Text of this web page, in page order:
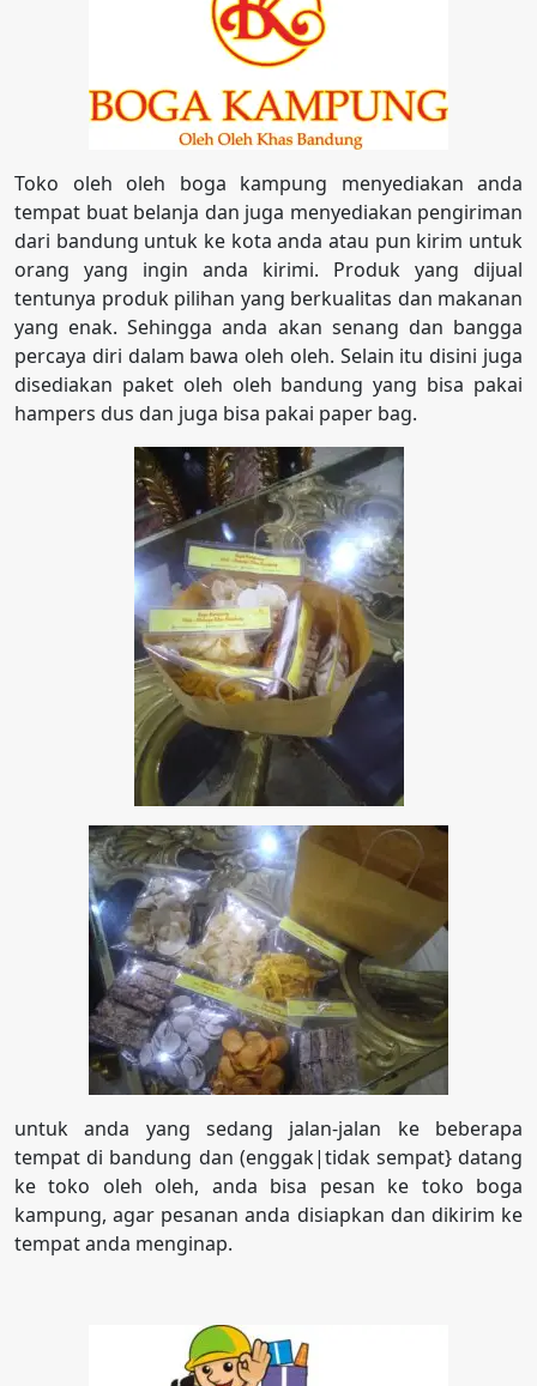
Toko oleh oleh boga kampung menyediakan anda
tempat buat belanja dan juga menyediakan pengiriman
dari bandung untuk ke kota anda atau pun kirim untuk
orang yang ingin anda kirimi. Produk yang dijual
tentunya produk pilihan yang berkualitas dan makanan
yang enak. Sehingga anda akan senang dan bangga
percaya diri dalam bawa oleh oleh. Selain itu disini juga
disediakan paket oleh oleh bandung yang bisa pakai
hampers dus dan juga bisa pakai paper bag.
untuk anda yang sedang jalan-jalan ke beberapa
tempat di bandung dan (enggak|tidak sempat} datang
ke toko oleh oleh, anda bisa pesan ke toko boga
kampung, agar pesanan anda disiapkan dan dikirim ke
tempat anda menginap.